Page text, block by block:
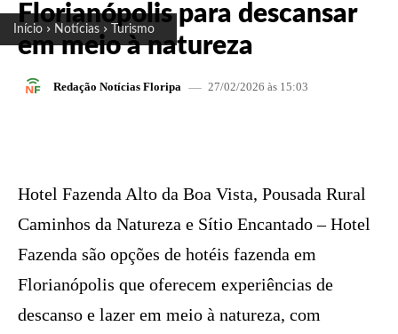
Início Notícias Turismo
Florianópolis para descansar
em meio à natureza
Redação Notícias Floripa 27/02/2026 às 15:03
Hotel Fazenda Alto da Boa Vista, Pousada Rural
Caminhos da Natureza e Sítio Encantado – Hotel
Fazenda são opções de hotéis fazenda em
Florianópolis que oferecem experiências de
descanso e lazer em meio à natureza, com